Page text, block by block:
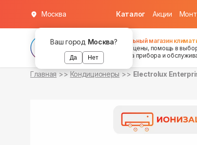
Ваш город Москва?
Да Нет
Москва Каталог Акции
Федеральный магазин
хорошие цены, помощь в
установка прибора и
Главная Кондиционеры Electrolux
в наличии
в наличии